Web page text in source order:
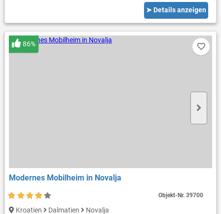
➤ Details anzeigen
Modernes Mobilheim in Novalja
86%
Kroatien Dalmatien
Novalja
Objekt-Nr.39700